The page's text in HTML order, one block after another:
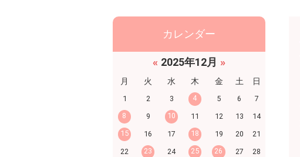
カレンダー
« 2025年12月 »
月 火 水 木 金 土 日
1 2 3 4 5 6
7
8
9 10 11 12 13
14
15
16 17 18 19 20
21
22
23 24 25 26 27
28